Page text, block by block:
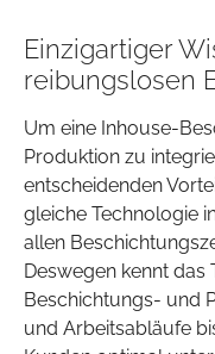
Einzigartiger
reibungslosen
Um eine Inhouse-
Produktion zu
entscheidenden
gleiche Technologie
allen
Deswegen kennt das
Beschichtungs- und
und Arbeitsabläufe